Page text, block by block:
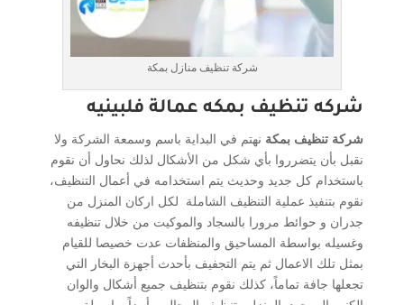
شركة تنظيف منازل بمكة
شركه تنظيف بمكه عمالة فلبينيه
شركة تنظيف بمكة نهتم في البداية باسم وسمعة الشركة ولا
نقبل بأن يتضرروا بأي شكل من الأشكال لذلك نحاول أن نقوم
باستخدام كل جديد وحديث يتم استخدامه في أعمال التنظيف،
نقوم بتنفيذ عملية التنظيف الشاملة لكل اركان المنزل من
جدران و حوائط مرورا بالسجاد والموكيت من خلال تنظيفه
وغسيله بواسطة المساحيق والمنظفات عدت خصيصا للقيام
بمثل تلك الاعمال ثم يتم التجفيف بأحدث أجهزة البخار التي
تجعلها جافة تماماً، كذلك نقوم بتنظيف جميع أشكال والوان